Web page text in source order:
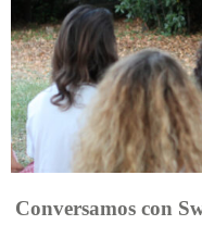
Conversamos con